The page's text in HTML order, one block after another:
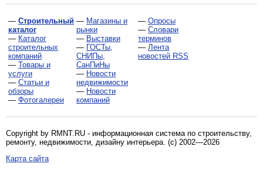
— Строительный
каталог
— Каталог
строительных
компаний
— Товары и
услуги
— Статьи и
обзоры
— Фотогалереи
— Магазины и
рынки
— Выставки
— ГОСТы,
СНИПы,
СанПиНы
— Новости
недвижимости
— Новости
компаний
— Опросы
— Словари
терминов
— Лента
новостей RSS
Copyright by RMNT.RU - информационная система по строительству,
ремонту, недвижимости, дизайну интерьера . (c) 2002—2026
Карта сайта